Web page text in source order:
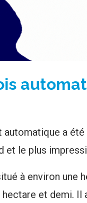
automatique a
et le plus
à environ une
et demi.